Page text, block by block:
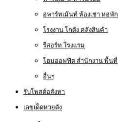
อพาร์ทเม้นท์ ห้องเช่า หอพัก
โรงงาน โกดัง คลังสินค้า
รีสอร์ท โรงแรม
โฮมออฟฟิต สำนักงาน พื้นที่
อื่นๆ
รับโพสต์อสังหา
เลขเด็ดหวยดัง